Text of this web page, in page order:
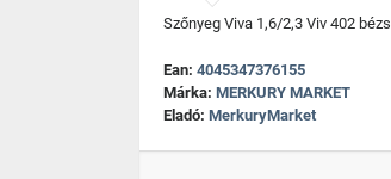
Szőnyeg Viva 1,6/2,3 Viv 402 bézs
Ean: 4045347376155
Márka: MERKURY MARKET
Eladó: MerkuryMarket